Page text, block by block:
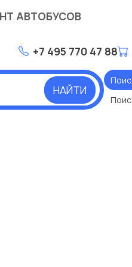
АВТОБУСОВ
+7 495 770 47 88
НАЙТИ